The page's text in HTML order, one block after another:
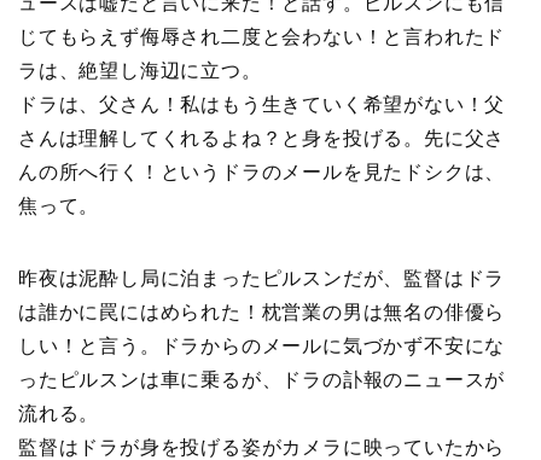
じてもらえず侮辱され二度と会わない！と言われたド
ラは、絶望し海辺に立つ。
ドラは、父さん！私はもう生きていく希望がない！父
さんは理解してくれるよね？と身を投げる。先に父さ
んの所へ行く！というドラのメールを見たドシクは、
焦って。
昨夜は泥酔し局に泊まったピルスンだが、監督はドラ
は誰かに罠にはめられた！枕営業の男は無名の俳優ら
しい！と言う。ドラからのメールに気づかず不安にな
ったピルスンは車に乗るが、ドラの訃報のニュースが
流れる。
監督はドラが身を投げる姿がカメラに映っていたから